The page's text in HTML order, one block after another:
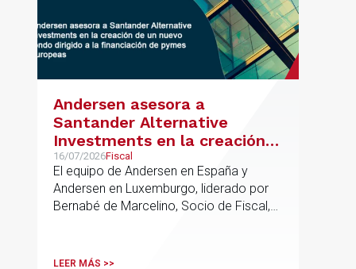
Andersen asesora a
Santander Alternative
Investments en la creación
de un nuevo fondo dirigido a
la financiación de pymes
europeas
16/07/2026Fiscal
El equipo de Andersen en España y
Andersen en Luxemburgo, liderado por
Bernabé de Marcelino, Socio de Fiscal,
formación del fondo, hasta el primer
LEER MÁS >>